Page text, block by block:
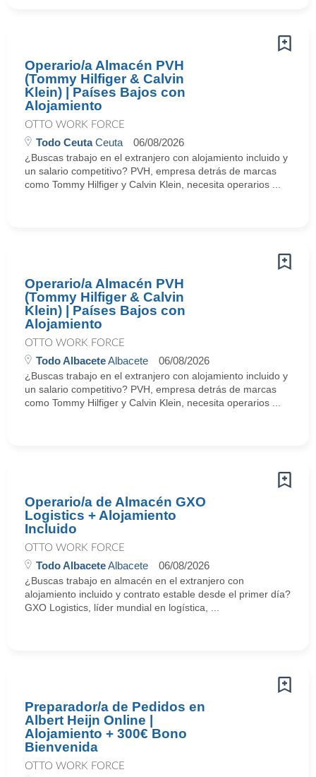
Operario/a Almacén PVH
(Tommy Hilfiger & Calvin
Klein) | Países Bajos con
Alojamiento
OTTO WORK FORCE
Todo CeutaCeuta 06/08/2026
¿Buscas trabajo en el extranjero con alojamiento incluido y
un salario competitivo? PVH, empresa detrás de marcas
como Tommy Hilfiger y Calvin Klein, necesita operarios ...
Operario/a Almacén PVH
(Tommy Hilfiger & Calvin
Klein) | Países Bajos con
Alojamiento
OTTO WORK FORCE
Todo AlbaceteAlbacete 06/08/2026
¿Buscas trabajo en el extranjero con alojamiento incluido y
un salario competitivo? PVH, empresa detrás de marcas
como Tommy Hilfiger y Calvin Klein, necesita operarios ...
Operario/a de Almacén GXO
Logistics + Alojamiento
Incluido
OTTO WORK FORCE
Todo AlbaceteAlbacete 06/08/2026
¿Buscas trabajo en almacén en el extranjero con
alojamiento incluido y contrato estable desde el primer día?
GXO Logistics, líder mundial en logística, ...
Preparador/a de Pedidos en
Albert Heijn Online |
Alojamiento + 300€ Bono
Bienvenida
OTTO WORK FORCE